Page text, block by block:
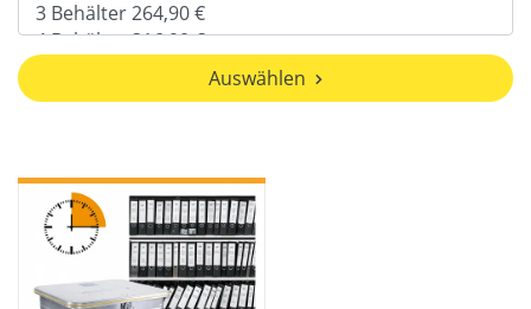
Auswählen